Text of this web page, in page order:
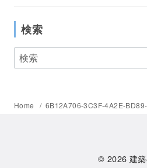
検索
Home 6B12A706-3C3F-4A2E-
© 2026建